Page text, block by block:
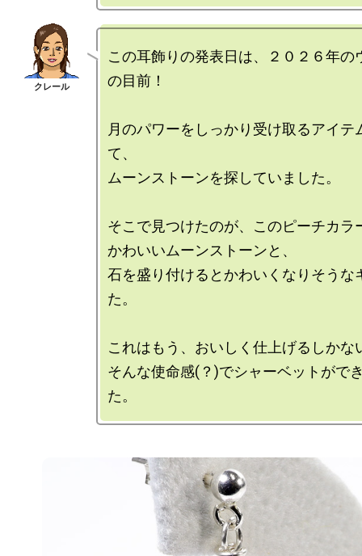
この耳飾りの発表日は、２０２６年の
の目前！
月のパワーをしっかり受け取るアイテ
て、
ムーンストーンを探していました。
そこで見つけたのが、このピーチカラ
かわいいムーンストーンと、
石を盛り付けるとかわいくなりそうな
た。
これはもう、おいしく仕上げるしかな
そんな使命感(？)でシャーベットがで